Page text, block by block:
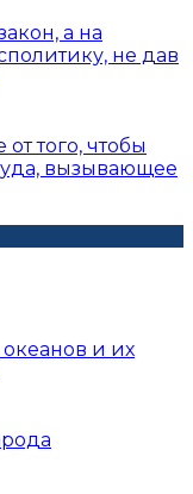
а на
не дав
того, чтобы
вызывающее
и их